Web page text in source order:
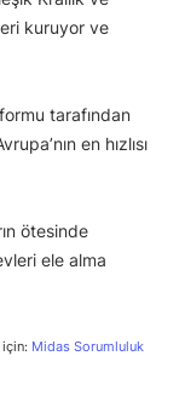
kuruyor ve
tarafından
en hızlısı
ötesinde
ele alma
için: Midas Sorumluluk